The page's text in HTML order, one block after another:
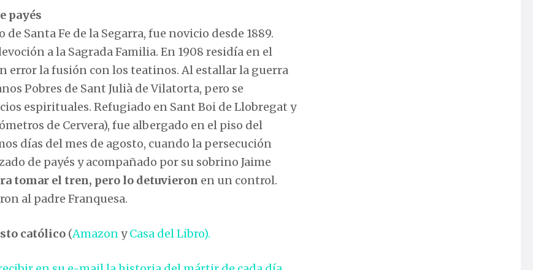
payés
de Santa Fe de la Segarra, fue novicio desde 1889.
a la Sagrada Familia. En 1908 residía en el
error la fusión con los teatinos. Al estallar la guerra
Pobres de Sant Julià de Vilatorta, pero se
espirituales. Refugiado en Sant Boi de Llobregat y
de Cervera), fue albergado en el piso del
días del mes de agosto, cuando la persecución
de payés y acompañado por su sobrino Jaime
tomar el tren, pero lo detuvieron en un control.
al padre Franquesa.
católico (AmazonyCasa del Libro).